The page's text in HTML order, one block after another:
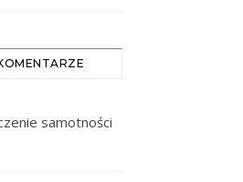
samotności